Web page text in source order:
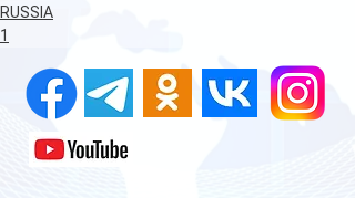
RUSSIA
1